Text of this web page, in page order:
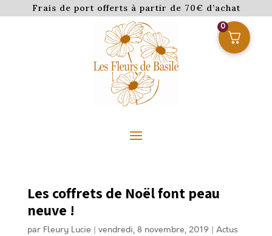
Frais de port offerts à partir de 70€ d’achat
Les coffrets de Noël font peau
neuve !
par Fleury Lucie vendredi, 8 novembre, 2019| Actus
0